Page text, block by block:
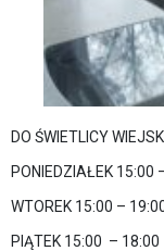
DO ŚWIETLICY
PONIEDZIAŁEK 15:00
WTOREK 15:00 –
PIĄTEK 15:00 – 18:00